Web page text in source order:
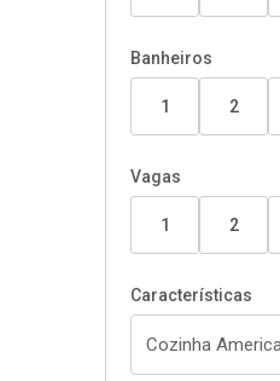
Banheiros
1 2
Vagas
1 2
Características